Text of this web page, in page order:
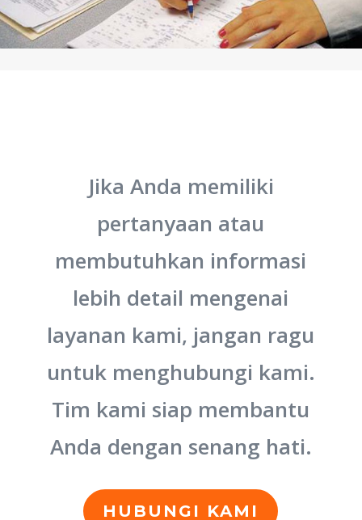
Jika Anda memiliki
pertanyaan atau
membutuhkan informasi
lebih detail mengenai
layanan kami, jangan ragu
untuk menghubungi kami.
Tim kami siap membantu
Anda dengan senang hati.
HUBUNGI KAMI